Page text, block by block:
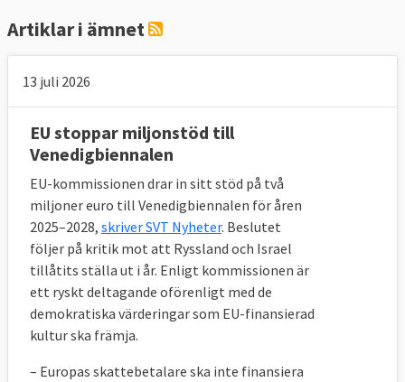
Artiklar i ämnet
13 juli 2026
EU stoppar miljonstöd till
Venedigbiennalen
EU-kommissionen drar in sitt stöd på två
miljoner euro till Venedigbiennalen för åren
2025–2028, skriver SVT Nyheter. Beslutet
följer på kritik mot att Ryssland och Israel
tillåtits ställa ut i år. Enligt kommissionen är
ett ryskt deltagande oförenligt med de
demokratiska värderingar som EU-finansierad
kultur ska främja.
– Europas skattebetalare ska inte finansiera